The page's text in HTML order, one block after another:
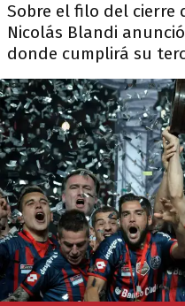
Sobre el filo del cierre
Nicolás Blandi
donde cumplirá su